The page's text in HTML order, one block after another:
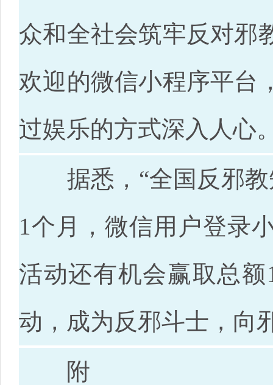
众和全社会筑牢反对邪
欢迎的微信小程序平台
过娱乐的方式深入人心
据悉，“全国反邪教
1个月，微信用户登录
活动还有机会赢取总
动，成为反邪斗士，向
附